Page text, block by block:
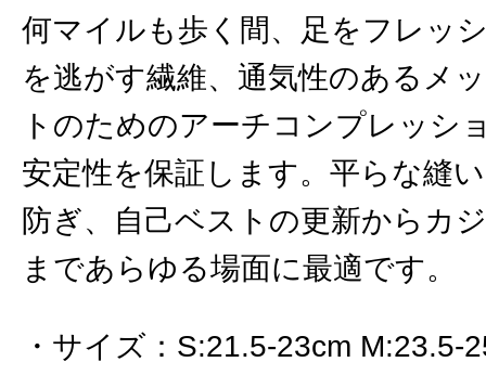
何マイルも歩く間、足をフレッ
を逃がす繊維、通気性のあるメ
トのためのアーチコンプレッシ
安定性を保証します。平らな縫
防ぎ、自己ベストの更新からカ
まであらゆる場面に最適です。
サイズ ： S:21.5-23cm M:23.5-